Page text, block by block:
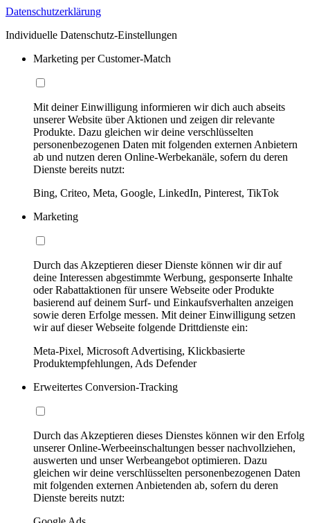
Datenschutzerklärung
Individuelle Datenschutz-Einstellungen
Marketing per Customer-Match
Mit deiner Einwilligung informieren wir dich auch abseits
unserer Website über Aktionen und zeigen dir relevante
Produkte. Dazu gleichen wir deine verschlüsselten
personenbezogenen Daten mit folgenden externen Anbietern
ab und nutzen deren Online-Werbekanäle, sofern du deren
Dienste bereits nutzt:
Bing, Criteo, Meta, Google, LinkedIn, Pinterest, TikTok
Marketing
Durch das Akzeptieren dieser Dienste können wir dir auf
deine Interessen abgestimmte Werbung, gesponserte Inhalte
oder Rabattaktionen für unsere Webseite oder Produkte
basierend auf deinem Surf- und Einkaufsverhalten anzeigen
sowie deren Erfolge messen. Mit deiner Einwilligung setzen
wir auf dieser Webseite folgende Drittdienste ein:
Meta-Pixel, Microsoft Advertising, Klickbasierte
Produktempfehlungen, Ads Defender
Erweitertes Conversion-Tracking
Durch das Akzeptieren dieses Dienstes können wir den Erfolg
unserer Online-Werbeeinschaltungen besser nachvollziehen,
auswerten und unser Werbeangebot optimieren. Dazu
gleichen wir deine verschlüsselten personenbezogenen Daten
mit folgenden externen Anbietenden ab, sofern du deren
Dienste bereits nutzt: